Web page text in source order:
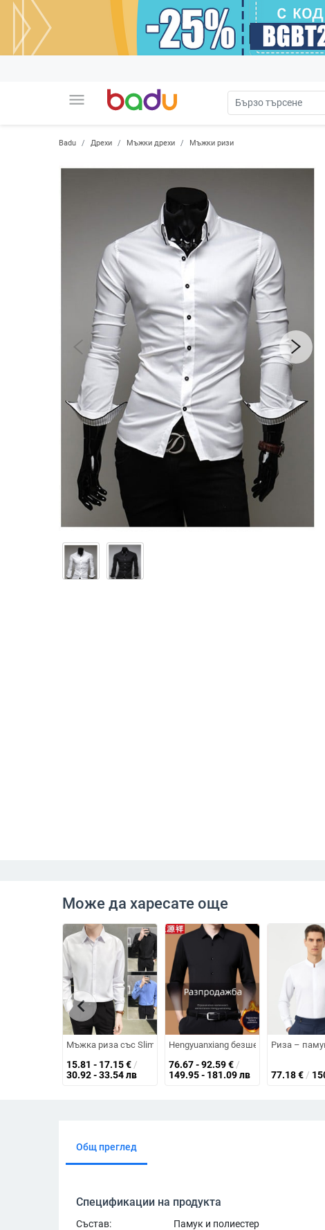
menu
Badu Дрехи Мъжки дрехи Мъжки ризи
Може да харесате още
Мъжка риза със Slim Fit, дълги ръкави, полиестер, без
15.81 - 17.15€ /
30.92 - 33.54 лв
Hengyuanxiang безшевна термо
76.67 - 92.59€ /
149.95 - 181.09 лв
Риза –
77.18€ /
chevron_left
Общ преглед
Спецификации на продукта
Състав: Памук и полиестер